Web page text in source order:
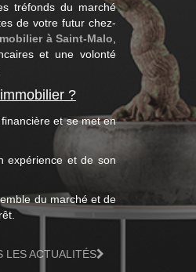
tréfonds du marché
de votre futur chez-
à Saint-Malo
et une volonté
?
et se met en
expérience et de son
du marché et de
LES ACTUALITÉS